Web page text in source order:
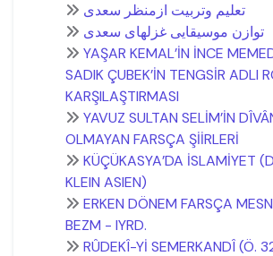
تعلیم وتربیت ازمنظر سعدی
توازن موسیقايی غزلهای سعدی
YAŞAR KEMAL’İN İNCE
SADIK ÇUBEK’İN TENGSİR ADLI
KARŞILAŞTIRMASI
YAVUZ SULTAN SELİM’İN
OLMAYAN FARSÇA ŞİİRLERİ
KÜÇÜKASYA’DA İSLAMİYET
KLEIN ASIEN)
ERKEN DÖNEM FARSÇA
BEZM - IYRD.
RÛDEKÎ-Yİ SEMERKANDÎ (Ö.